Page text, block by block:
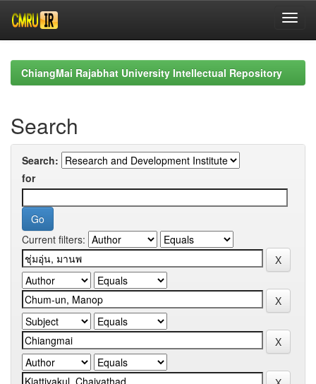
navigationChiangMai Rajabhat University Intellectual Repository
Search
Search:
for
Current filters: